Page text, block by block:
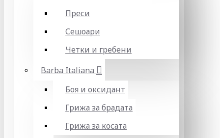
Преси
Сешоари
Четки и гребени
Barba Italiana
Боя и оксидант
Грижа за брадата
Грижа за косата